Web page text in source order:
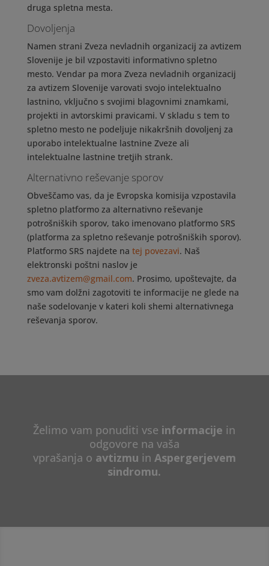
druga spletna mesta.
Dovoljenja
Namen strani Zveza nevladnih organizacij za avtizem
Slovenije je bil vzpostaviti informativno spletno
mesto. Vendar pa mora Zveza nevladnih organizacij
za avtizem Slovenije varovati svojo intelektualno
lastnino, vključno s svojimi blagovnimi znamkami,
projekti in avtorskimi pravicami. V skladu s tem to
spletno mesto ne podeljuje nikakršnih dovoljenj za
uporabo intelektualne lastnine Zveze ali
intelektualne lastnine tretjih strank.
Alternativno reševanje sporov
Obveščamo vas, da je Evropska komisija vzpostavila
spletno platformo za alternativno reševanje
potrošniških sporov, tako imenovano platformo SRS
(platforma za spletno reševanje potrošniških sporov).
Platformo SRS najdete na tej povezavi. Naš
elektronski poštni naslov je
zveza.avtizem@gmail.com. Prosimo, upoštevajte, da
smo vam dolžni zagotoviti te informacije ne glede na
naše sodelovanje v kateri koli shemi alternativnega
reševanja sporov.
Želimo vam ponuditi vse informacije in
odgovore na vaša
vprašanja o avtizmu in Aspergerjevem
sindromu.